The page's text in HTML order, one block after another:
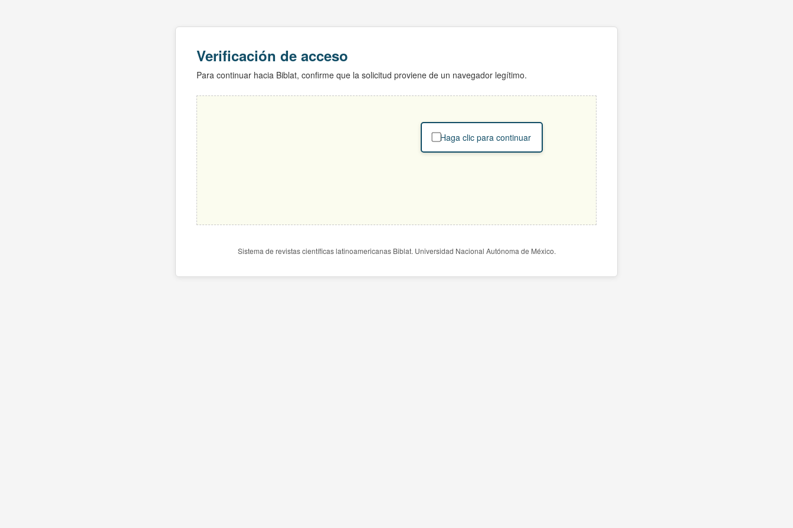
Verificación de acceso
Para continuar hacia Biblat, confirme que la solicitud proviene de un navegador legítimo.
Haga clic para continuar
Sistema de revistas científicas latinoamericanas Biblat. Universidad Nacional Autónoma de México.